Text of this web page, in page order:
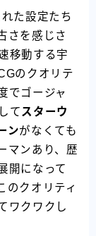
た設定たち
さを感じさ
移動する宇
のクオリテ
でゴージャ
て スターウ
ンがなくても
マンあり、歴
開になって
のクオリティ
ワクワクし